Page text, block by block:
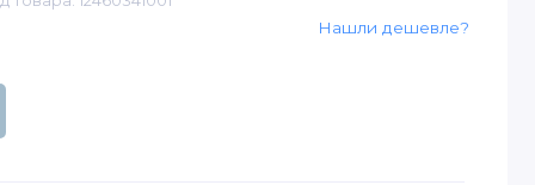
Нашли дешевле?